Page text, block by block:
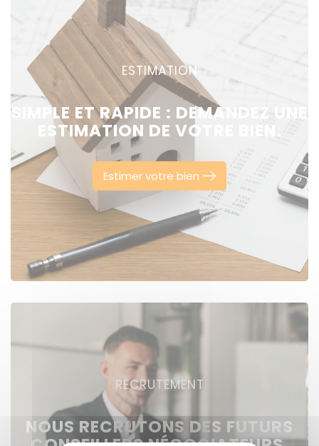
ESTIMATION
SIMPLE ET RAPIDE : DEMANDEZ UNE
ESTIMATION DE VOTRE BIEN.
Estimer votre bien
RECRUTEMENT
NOUS RECRUTONS DES FUTURS